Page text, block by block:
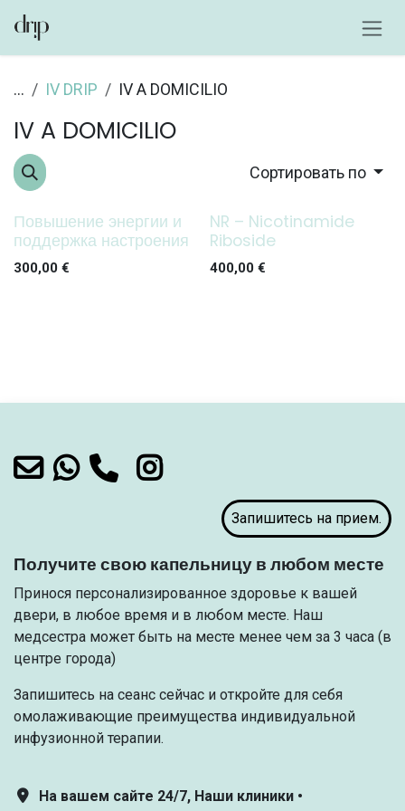
... IV DRIP IV A DOMICILIO
IV A DOMICILIO
Сортировать по
Повышение энергии и
поддержка настроения
300,00 €
NR – Nicotinamide
Riboside
400,00€
Запишитесь на прием.
Получите свою капельницу в любом месте
Принося персонализированное здоровье к вашей
двери, в любое время и в любом месте. Наш
медсестра может быть на месте менее чем за 3 часа (в
центре города)
Запишитесь на сеанс сейчас и откройте для себя
омолаживающие преимущества индивидуальной
инфузионной терапии.
На вашем сайте 24/7, Наши клиники •